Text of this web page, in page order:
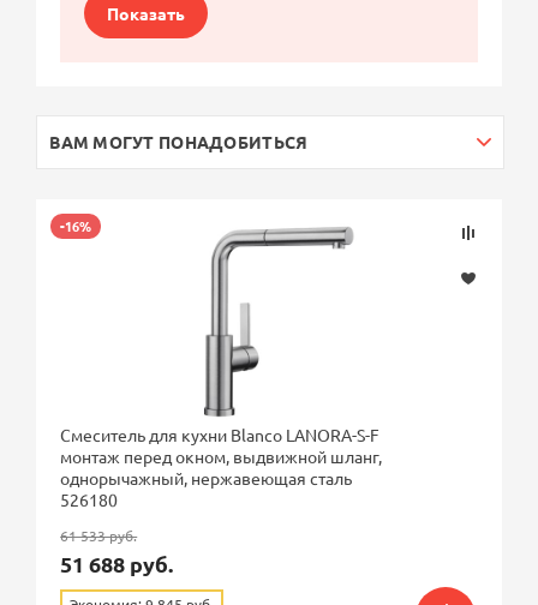
Показать
ВАМ МОГУТ ПОНАДОБИТЬСЯ
-16%
Смеситель для кухни Blanco LANORA-S-F
монтаж перед окном, выдвижной шланг,
однорычажный, нержавеющая сталь
526180
61 533 руб.
51 688 руб.